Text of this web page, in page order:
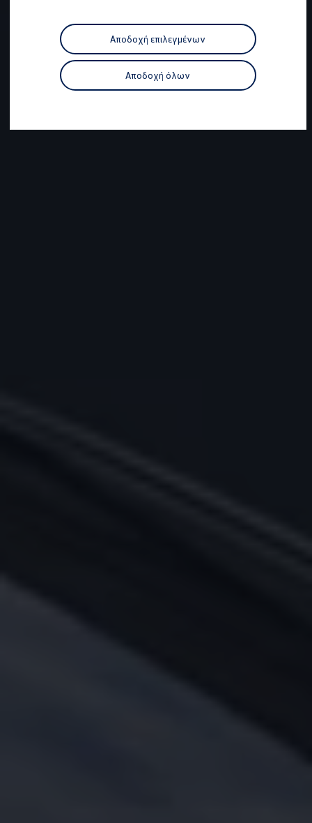
Αποδοχή επιλεγμένων
Αποδοχή όλων
Εξουσιοδοτημένο Δίκτυο Volkswagen
Αστυπάλαια: Κίνητρα Επιδότησης
Volkswagen Bulli - 75 Χρόνια Κληρονομιάς
Bulli magazine
VW Bus History